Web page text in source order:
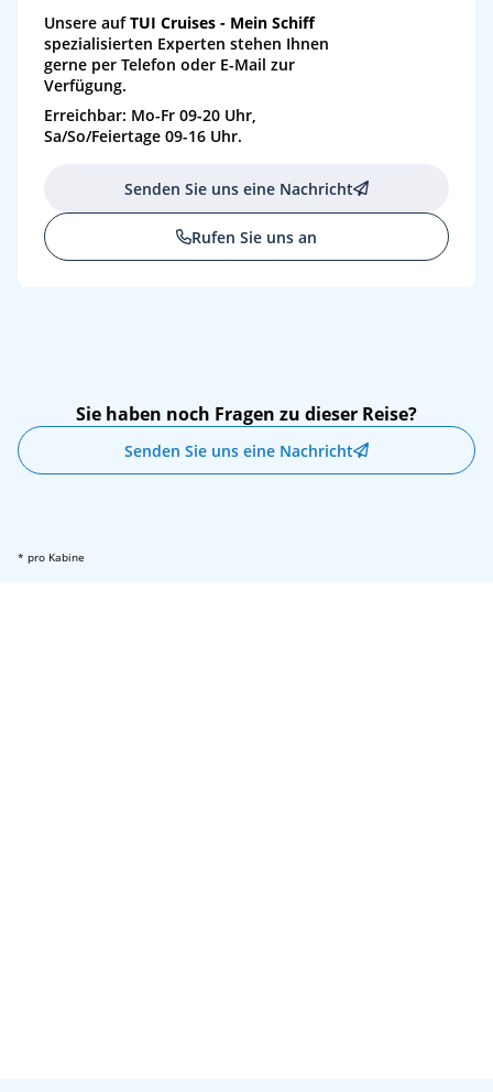
Unsere aufTUI Cruises - Mein Schiff
spezialisierten Experten stehen Ihnen
gerne per Telefon oder E-Mail zur
Verfügung.
Erreichbar: Mo-Fr 09-20 Uhr,
Sa/So/Feiertage 09-16 Uhr.
Senden Sie uns eine Nachricht
Rufen Sie uns an
Sie haben noch Fragen zu dieser Reise?
Senden Sie uns eine Nachricht
* pro Kabine